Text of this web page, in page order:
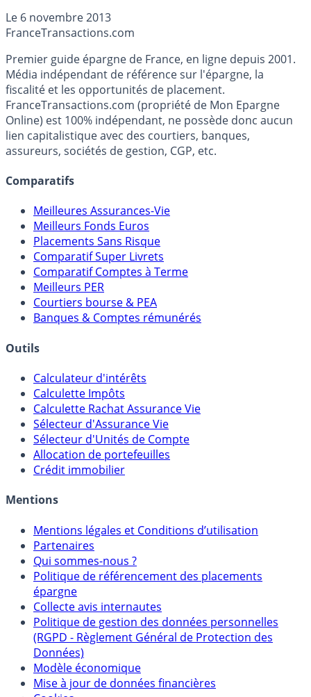
Le 6 novembre 2013
FranceTransactions.com
Premier guide épargne de France, en ligne depuis 2001.
Média indépendant de référence sur l'épargne, la
fiscalité et les opportunités de placement.
FranceTransactions.com (propriété de Mon Epargne
Online) est 100% indépendant, ne possède donc aucun
lien capitalistique avec des courtiers, banques,
assureurs, sociétés de gestion, CGP, etc.
Comparatifs
Meilleures Assurances-Vie
Meilleurs Fonds Euros
Placements Sans Risque
Comparatif Super Livrets
Comparatif Comptes à Terme
Meilleurs PER
Courtiers bourse & PEA
Banques & Comptes rémunérés
Outils
Calculateur d'intérêts
Calculette Impôts
Calculette Rachat Assurance Vie
Sélecteur d'Assurance Vie
Sélecteur d'Unités de Compte
Allocation de portefeuilles
Crédit immobilier
Mentions
Mentions légales et Conditions d’utilisation
Partenaires
Qui sommes-nous ?
Politique de référencement des placements
épargne
Collecte avis internautes
Politique de gestion des données personnelles
(RGPD - Règlement Général de Protection des
Données)
Modèle économique
Mise à jour de données financières